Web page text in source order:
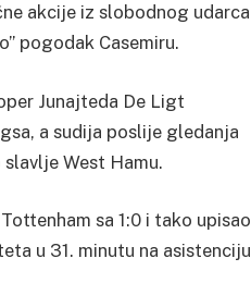
akcije iz slobodnog udarca
pogodak Casemiru.
Junajteda De Ligt
a sudija poslije gledanja
West Hamu.
sa 1:0 i tako upisao
u 31. minutu na asistenciju